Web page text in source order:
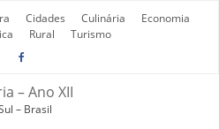
Cidades Culinária
Economia
Rural Turismo
– Ano XII
– Brasil